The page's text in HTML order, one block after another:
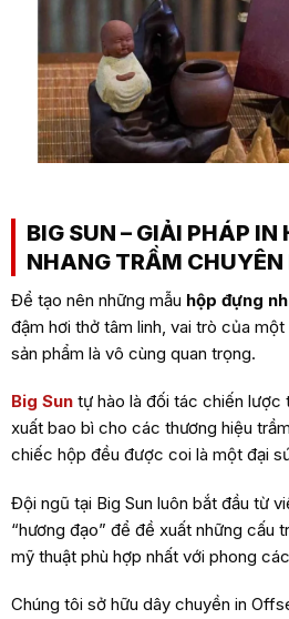
BIG SUN – GIẢI PHÁP IN
NHANG TRẦM CHUYÊN
Để tạo nên những mẫu hộp đựng
đậm hơi thở tâm linh, vai trò của
sản phẩm là vô cùng quan trọng.
Big Suntự hào là đối tác chiến lược
xuất bao bì cho các thương hiệu
chiếc hộp đều được coi là một đại
Đội ngũ tại Big Sun luôn bắt đầu từ
“hương đạo” để đề xuất những cấu
mỹ thuật phù hợp nhất với phong
Chúng tôi sở hữu dây chuyền in